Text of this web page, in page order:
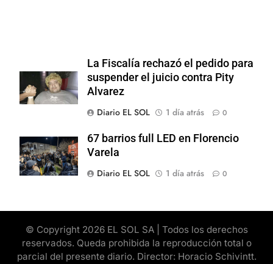
La Fiscalía rechazó el pedido para
suspender el juicio contra Pity
Alvarez
Diario EL SOL
1 día atrás 0
67 barrios full LED en Florencio
Varela
Diario EL SOL
1 día atrás 0
© Copyright 2026 EL SOL SA | Todos los derechos
reservados. Queda prohibida la reproducción total o
parcial del presente diario. Director: Horacio Schivintt.